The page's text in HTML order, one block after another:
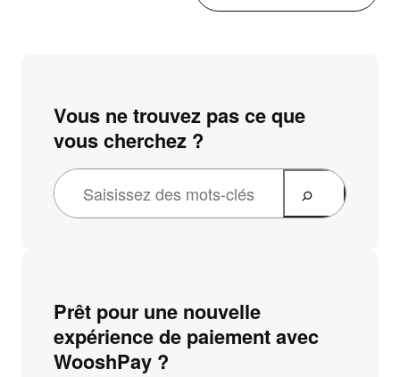
Vous ne trouvez pas ce que
vous cherchez ?
Prêt pour une nouvelle
expérience de paiement avec
WooshPay ?